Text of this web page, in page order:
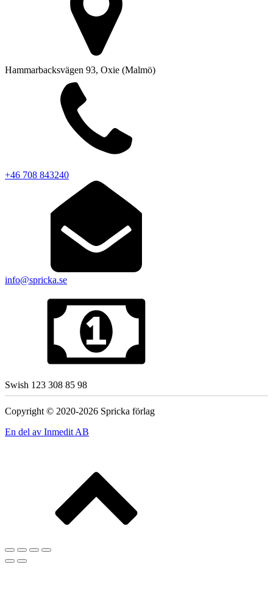
Hammarbacksvägen 93, Oxie (Malmö)
+46 708 843240
info@spricka.se
Swish 123 308 85 98
Copyright © 2020-2026 Spricka förlag
En del av Inmedit AB